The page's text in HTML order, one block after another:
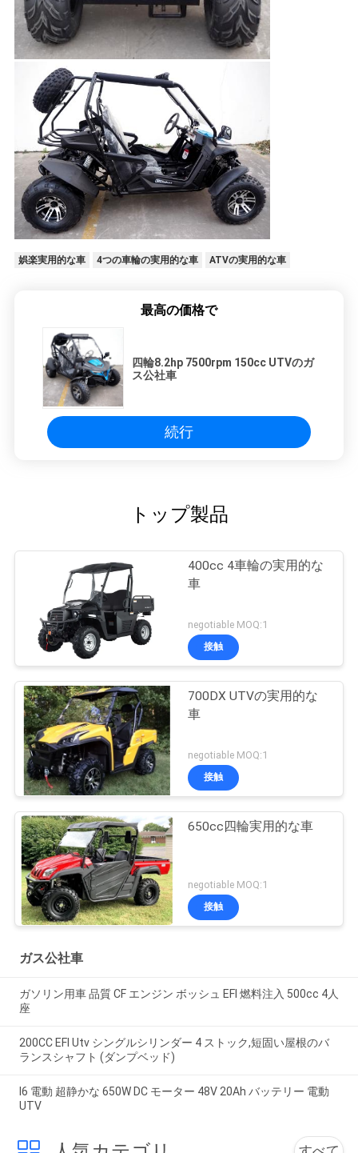
娯楽実用的な車 4つの車輪の実用的な車 ATVの実用的な車
最高の価格で
四輪8.2hp 7500rpm 150cc UTVのガ
ス公社車
続行
トップ製品
400cc 4車輪の実用的な
車
negotiable MOQ:1
接触
700DX UTVの実用的な
車
negotiable MOQ:1
接触
650cc四輪実用的な車
negotiable MOQ:1
接触
ガス公社車
ガソリン用車 品質 CF エンジン ボッシュ EFI 燃料注入 500cc 4人
座
200CC EFI Utv シングルシリンダー 4 ストック,短固い屋根のバ
ランスシャフト (ダンプベッド)
I6 電動 超静かな 650W DC モーター 48V 20Ah バッテリー 電動
UTV